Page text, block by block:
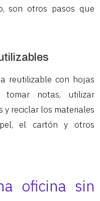
son otros pasos que
reutilizable con hojas
tomar notas, utilizar
y reciclar los materiales
el cartón y otros
oficina sin